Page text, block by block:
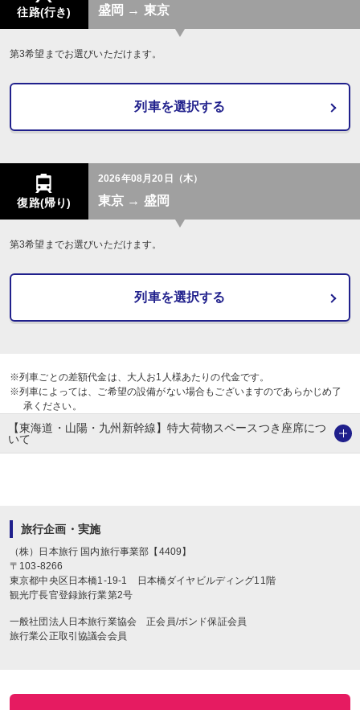
往路(行き) 盛岡 → 東京
第3希望までお選びいただけます。
列車を選択する
復路(帰り)
2026年08月20日（木）
東京 → 盛岡
第3希望までお選びいただけます。
列車を選択する
※列車ごとの差額代金は、大人お1人様あたりの代金です。
※列車によっては、ご希望の設備がない場合もございますのであらかじめ了
承ください。
【東海道・山陽・九州新幹線】特大荷物スペースつき座席につ
いて
旅行企画・実施
（株）日本旅行 国内旅行事業部【4409】
〒 103-8266
東京都中央区日本橋1-19-1
日本橋ダイヤビルディング11階
観光庁長官登録旅行業第2号
一般社団法人日本旅行業協会 正会員/ボンド保証会員
旅行業公正取引協議会会員